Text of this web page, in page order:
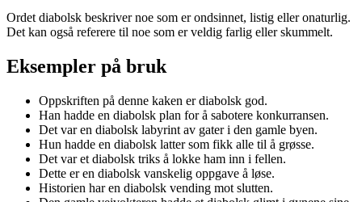
Ordet diabolsk beskriver noe som er ondsinnet, listig eller onaturlig.
Det kan også referere til noe som er veldig farlig eller skummelt.
Eksempler på bruk
Oppskriften på denne kaken er diabolsk god.
Han hadde en diabolsk plan for å sabotere konkurransen.
Det var en diabolsk labyrint av gater i den gamle byen.
Hun hadde en diabolsk latter som fikk alle til å grøsse.
Det var et diabolsk triks å lokke ham inn i fellen.
Dette er en diabolsk vanskelig oppgave å løse.
Historien har en diabolsk vending mot slutten.